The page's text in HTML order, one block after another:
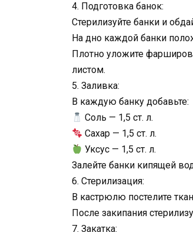
4. Подготовка банок:
Стерилизуйте банки и
На дно каждой банки
Плотно уложите
листом.
5. Заливка:
В каждую банку добавьте:
Соль — 1,5 ст. л.
Сахар — 1,5 ст. л.
Уксус — 1,5 ст. л.
Залейте банки кипящей
6. Стерилизация:
В кастрюлю постелите
После закипания
7. Закатка: